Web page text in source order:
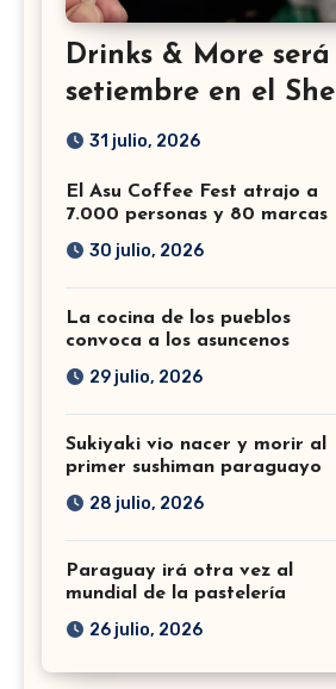
Drinks & More
setiembre en el
31 julio, 2026
El Asu Coffee Fest atrajo a
7.000 personas y 80 marcas
30 julio, 2026
La cocina de los pueblos
convoca a los asuncenos
29 julio, 2026
Sukiyaki vio nacer y morir al
primer sushiman paraguayo
28 julio, 2026
Paraguay irá otra vez al
mundial de la pastelería
26 julio, 2026